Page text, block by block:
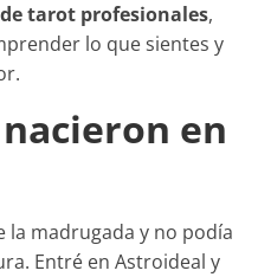
tarot profesionales,
lo que sientes y
en
la madrugada y no podía
Entré en Astroideal y